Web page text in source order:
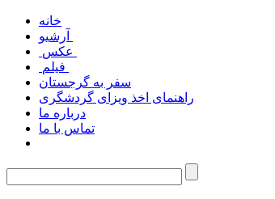
خانه
سفر به گرجستان
راهنمای اخذ ویزای گردشگری
درباره ما
تماس با ما